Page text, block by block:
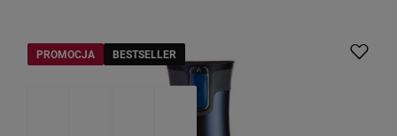
PROMOCJA BESTSELLER